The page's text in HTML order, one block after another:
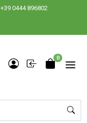
+39 0444 896802
0